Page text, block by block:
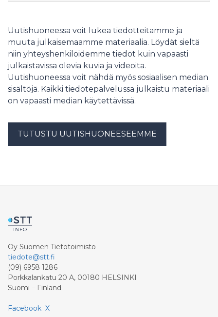
julkaistaan. Pöytäkirja korvaa
valmistuttuaan päätöstiedotteen. Rakennusten ja
yleisten alueiden jaoston seuraava kokous on
perjantaina 3.7.2026.
Uutishuoneessa voit lukea tiedotteitamme ja
muuta julkaisemaamme materiaalia. Löydät sieltä
niin yhteyshenkilöidemme tiedot kuin vapaasti
julkaistavissa olevia kuvia ja videoita.
Uutishuoneessa voit nähdä myös sosiaalisen median
sisältöjä. Kaikki tiedotepalvelussa julkaistu materiaali
on vapaasti median käytettävissä.
TUTUSTU UUTISHUONEESEEMME
Oy Suomen Tietotoimisto
tiedote@stt.fi
(09) 6958 1286
Porkkalankatu 20 A, 00180 HELSINKI
Suomi – Finland
Facebook X